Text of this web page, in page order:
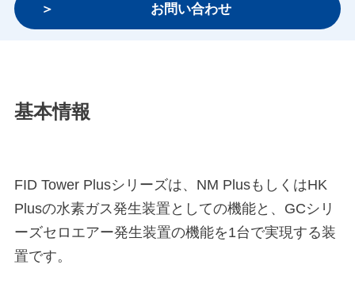
お問い合わせ
基本情報
FID Tower Plusシリーズは、NM PlusもしくはHK
Plusの水素ガス発生装置としての機能と、GCシリ
ーズセロエアー発生装置の機能を1台で実現する装
置です。